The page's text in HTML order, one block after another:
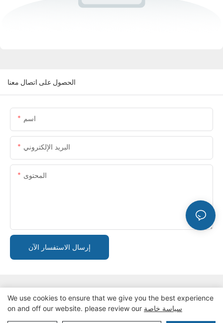
الحصول على اتصال معنا
اسم
البريد الإلكتروني
المحتوى
إرسال الاستفسار الآن
حقوق الطبع والنشر © 2024 ZZKINGMACHINERY سياسة الخصوصية
We use cookies to ensure that we give you the best experience
on and off our website. please review our سياسة خاصة